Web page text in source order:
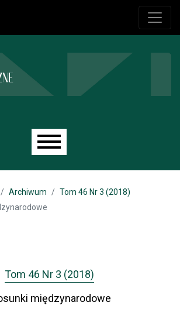
menu
Archiwum
Tom 46 Nr 3 (2018)
Tom 46 Nr 3 (2018)
międzynarodowe